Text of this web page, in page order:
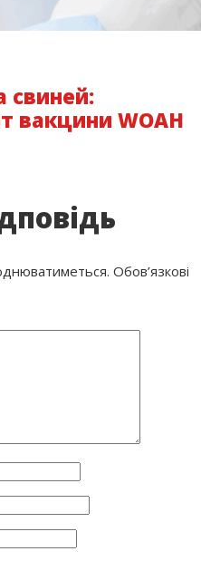
свиней:
вакцини WOAH
Обов’язкові